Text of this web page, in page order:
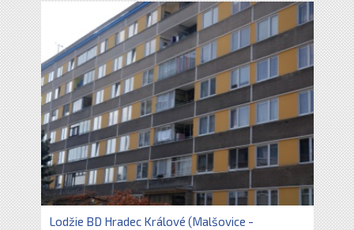
Lodžie BD Hradec Králové (Malšovice -